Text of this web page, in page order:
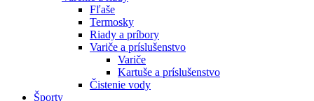
Fľaše
Termosky
Riady a príbory
Variče a príslušenstvo
Variče
Kartuše a príslušenstvo
Čistenie vody
Športy